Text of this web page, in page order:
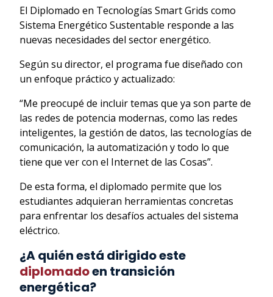
El Diplomado en Tecnologías Smart Grids como
Sistema Energético Sustentable responde a las
nuevas necesidades del sector energético.
Según su director, el programa fue diseñado con
un enfoque práctico y actualizado:
“Me preocupé de incluir temas que ya son parte de
las redes de potencia modernas, como las redes
inteligentes, la gestión de datos, las tecnologías de
comunicación, la automatización y todo lo que
tiene que ver con el Internet de las Cosas”.
De esta forma, el diplomado permite que los
estudiantes adquieran herramientas concretas
para enfrentar los desafíos actuales del sistema
eléctrico.
¿A quién está dirigido este
diplomadoen transición
energética?